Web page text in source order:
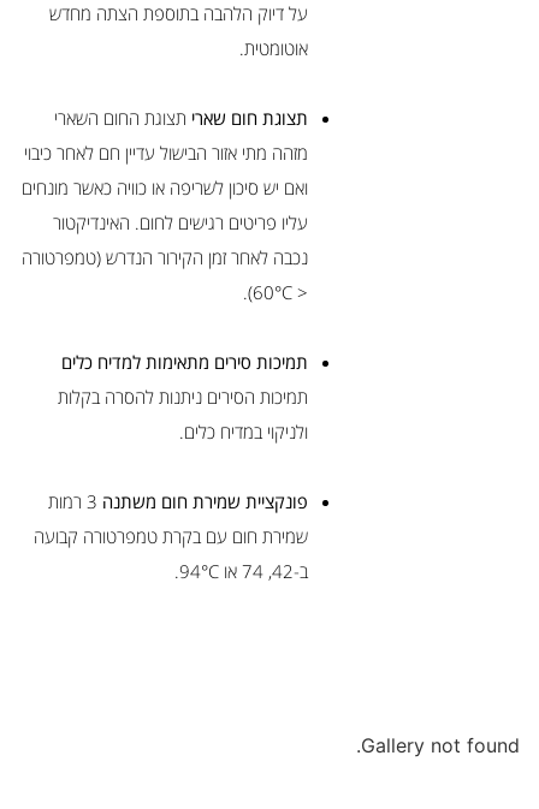
על דיוק הלהבה בתוספת הצתה מחדש
אוטומטית.
תצוגת חום שארי תצוגת החום השארי
מזהה מתי אזור הבישול עדיין חם לאחר כיבוי
ואם יש סיכון לשריפה או כוויה כאשר מונחים
עליו פריטים רגישים לחום. האינדיקטור
נכבה לאחר זמן הקירור הנדרש (טמפרטורה
< 60°C).
תמיכות סירים מתאימות למדיח כלים
תמיכות הסירים ניתנות להסרה בקלות
ולניקוי במדיח כלים.
פונקציית שמירת חום משתנה
3 רמות
שמירת חום עם בקרת טמפרטורה קבועה
ב-42, 74 או 94°C.
Gallery not found.